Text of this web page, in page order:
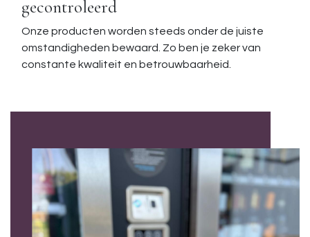
gecontroleerd
Onze producten worden steeds onder de juiste
omstandigheden bewaard. Zo ben je zeker van
constante kwaliteit en betrouwbaarheid.